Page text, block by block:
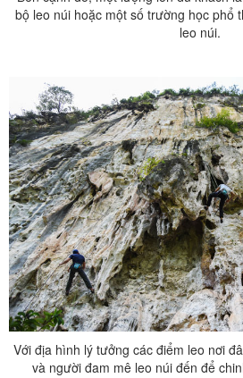
bộ leo núi hoặc một số trường học phổ
leo núi.
Với địa hình lý tưởng các điểm leo nơi
và người đam mê leo núi đến để